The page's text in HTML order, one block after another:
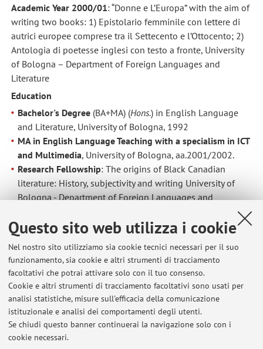
Questo sito web utilizza i cookie
Nel nostro sito utilizziamo sia cookie tecnici necessari per il suo
funzionamento, sia cookie e altri strumenti di tracciamento
facoltativi che potrai attivare solo con il tuo consenso.
Cookie e altri strumenti di tracciamento facoltativi sono usati per
analisi statistiche, misure sull'efficacia della comunicazione
istituzionale e analisi dei comportamenti degli utenti.
Se chiudi questo banner continuerai la navigazione solo con i
cookie necessari.
Academic Year 2000/01: “Donne e L’Europa” with the aim of
writing two books: 1) Epistolario femminile con lettere di
autrici europee comprese tra il Settecento e l’Ottocento; 2)
Antologia di poetesse inglesi con testo a fronte, University
of Bologna – Department of Foreign Languages and
Literature
Education
Bachelor's Degree (BA+MA) (Hons.) in English Language
and Literature, University of Bologna, 1992
MA in English Language Teaching with a specialism in ICT
and Multimedia, University of Bologna, aa.2001/2002.
Research Fellowship: The origins of Black Canadian
literature: History, subjectivity and writing University of
Bologna - Department of Foreign Languages and
PhDinLanguage and Culture of English Speaking
Countries, from University of Bologna., Alma Mater
Studiorum, Università di Bologna, 2009/2010
Qualified teacher status
- AD 5 // K05B - English
Language, Provveditorato agli Studi di Parma 16.05.2000
Summer School: Grammaticalization and Language
Acquisition, International Center for semiotic and
cognitive studies, Republic of S.Marino, a.a. 1999/2000.